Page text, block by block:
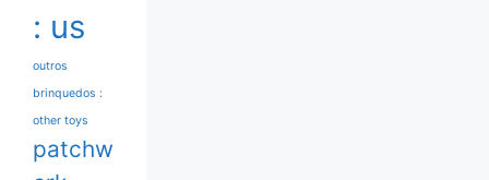
: us
outros
brinquedos :
other toys
patchw